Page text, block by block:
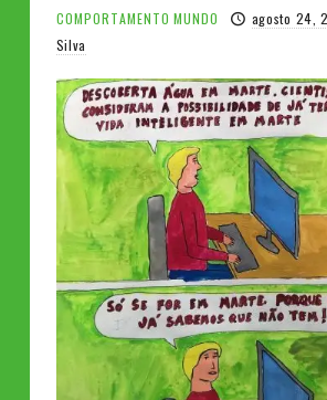
COMPORTAMENTO MUNDO agosto 24,
Silva